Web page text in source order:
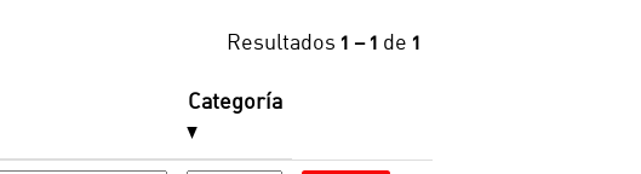
Resultados 1 – 1 de 1
Categoría